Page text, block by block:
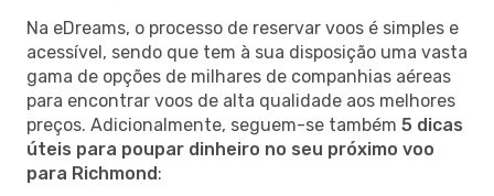
Na eDreams, o processo de reservar voos é simples e
acessível, sendo que tem à sua disposição uma vasta
gama de opções de milhares de companhias aéreas
para encontrar voos de alta qualidade aos melhores
preços. Adicionalmente, seguem-se também 5 dicas
úteis para poupar dinheiro no seu próximo voo
para Richmond: